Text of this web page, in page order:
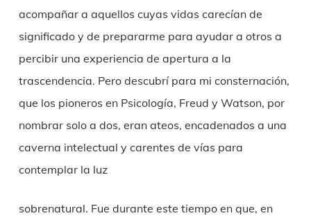
acompañar a aquellos cuyas vidas carecían de
significado y de prepararme para ayudar a otros a
percibir una experiencia de apertura a la
trascendencia. Pero descubrí para mi consternación,
que los pioneros en Psicología, Freud y Watson, por
nombrar solo a dos, eran ateos, encadenados a una
caverna intelectual y carentes de vías para
contemplar la luz
sobrenatural. Fue durante este tiempo en que, en